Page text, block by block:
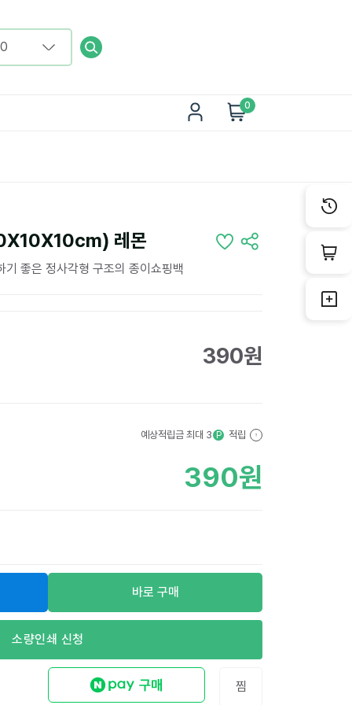
0
레몬
좋은 정사각형 구조의 종이쇼핑백
390원
예상적립금 최대 3 P 적립 ?
390원
바로 구매
소량인쇄 신청
찜